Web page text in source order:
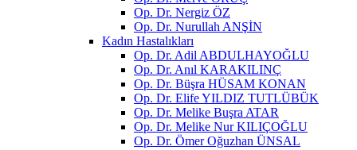
Op. Dr. Nergiz ÖZ
Op. Dr. Nurullah ANŞİN
Kadın Hastalıkları
Op. Dr. Adil ABDULHAYOĞLU
Op. Dr. Anıl KARAKILINÇ
Op. Dr. Büşra HÜSAM KONAN
Op. Dr. Elife YILDIZ TUTLÜBÜK
Op. Dr. Melike Buşra ATAR
Op. Dr. Melike Nur KILIÇOĞLU
Op. Dr. Ömer Oğuzhan ÜNSAL